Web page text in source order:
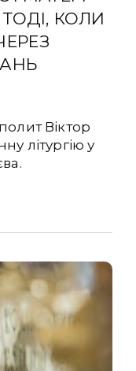
КОЛИ
Віктор
літургію у